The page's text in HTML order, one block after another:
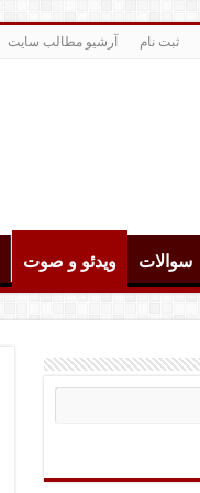
ثبت نام آرشیو مطالب سایت
سوالات ویدئو و صوت